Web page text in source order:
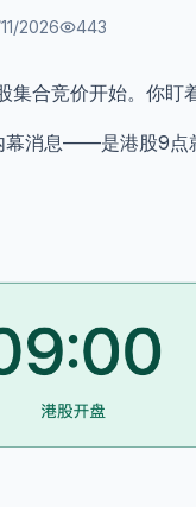
2026 443
集合竞价开始。你盯
幕消息——是港股9点